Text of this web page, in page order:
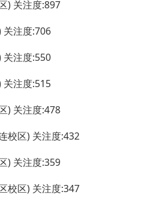
) 关注度:897
关注度:706
关注度:550
关注度:515
) 关注度:478
校区) 关注度:432
) 关注度:359
校区) 关注度:347